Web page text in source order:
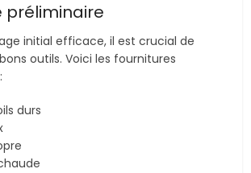
préliminaire
initial efficace, il est crucial de
outils. Voici les fournitures
durs